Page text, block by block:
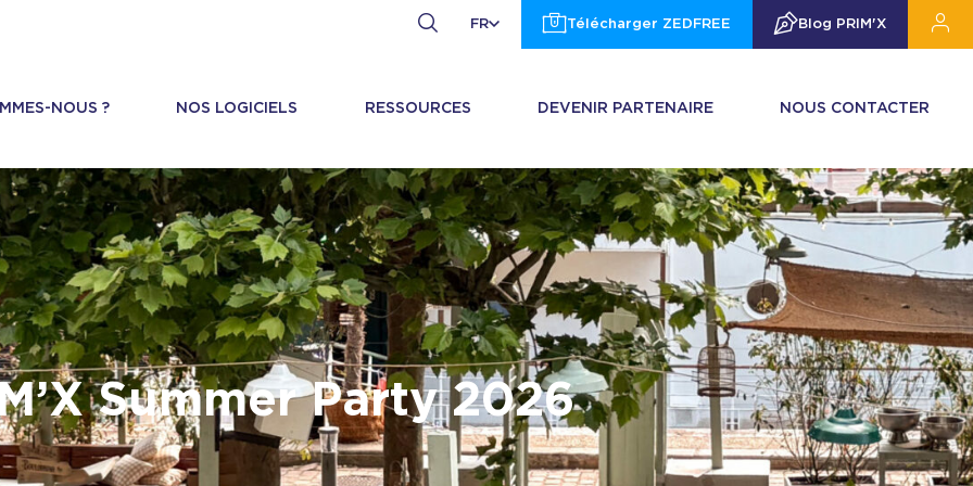
FR Télécharger ZEDFREE Blog PRIM'X
NOUS ? NOS LOGICIELS RESSOURCES DEVENIR PARTENAIRE NOUS CONTACTER
Summer Party 2026